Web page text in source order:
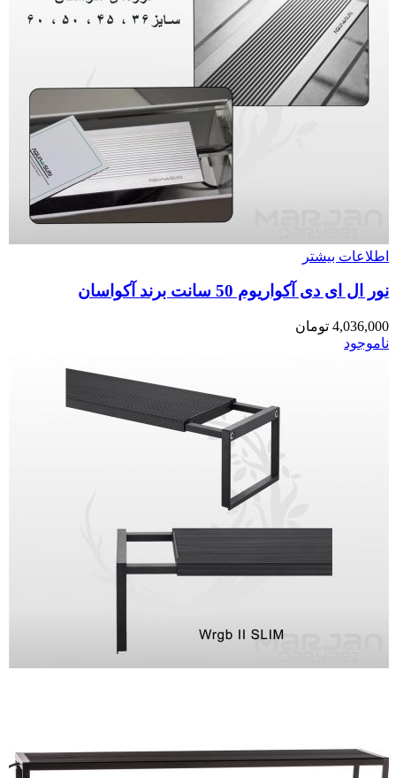
اطلاعات بیشتر
نور ال ای دی آکواریوم 50 سانت برند آکواسان
4,036,000 تومان
ناموجود